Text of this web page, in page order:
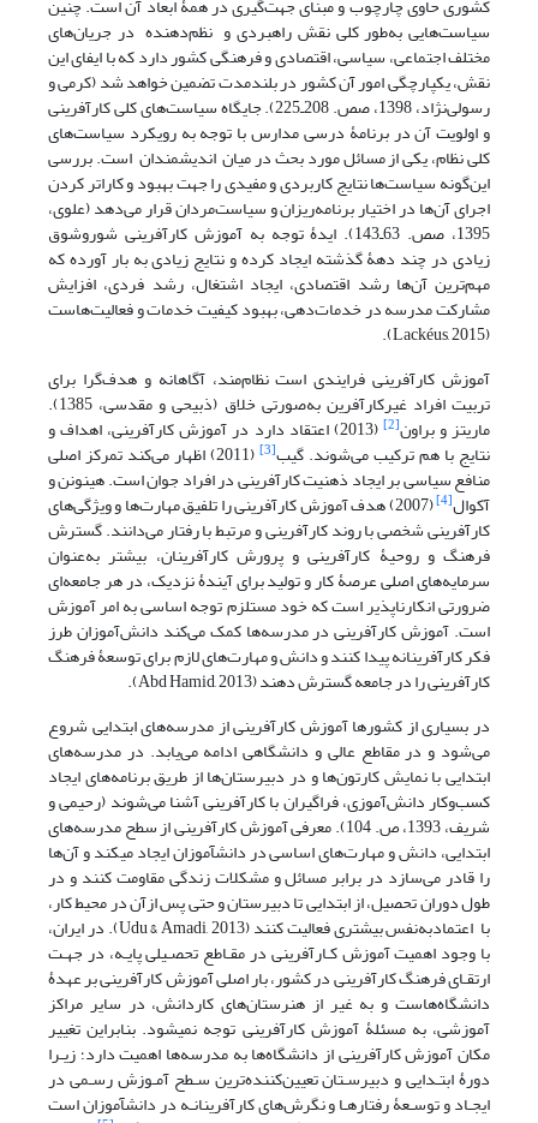
کشوری حاوی چارچوب و مبنای جهت‌‌گیری در همۀ ابعاد آن است. چنین
سیاست‌‌هایی به‌طور کلی نقش راهبردی و نظم‌دهنده در جریان‌‌های
مختلف اجتماعی، سیاسی، اقتصادی و فرهنگی کشور دارد که با ایفای این
نقش، یکپارچگی امور آن کشور در بلند‌مدت تضمین خواهد شد (کرمی و
رسولی‌‌نژاد، 1398، صص. 208ـ225). جایگاه سیاست‌‌های کلی کارآفرینی
و اولویت آن‌‌ در برنامۀ درسی مدارس با توجه به رویکرد سیاست‌‌های
کلی نظام، یکی از مسائل مورد بحث در میان اندیشمندان است. بررسی
این‌‌گونه سیاست‌‌ها نتایج کاربردی و مفیدی را جهت بهبود و کاراتر کردن
اجرای آن‌ها در اختیار برنامه‌ریزان و سیاست‌مردان قرار می‌دهد (علوی،
1395، صص. 63ـ143). ایدۀ توجه به آموزش کارآفرینی شوروشوق
زیادی در چند دهۀ گذشته ایجاد کرده و نتایج زیادی به بار آورده که
مهم‌‌ترین آن‌ها رشد اقتصادی، ایجاد اشتغال، رشد فردی، افزایش
مشارکت مدرسه در خدمات‌دهی، بهبود کیفیت خدمات و فعالیت‌هاست
(Lackéus, 2015).
آموزش کارآفرینی فرایندی است نظام‌مند، آگاهانه و هدف‌‌گرا برای
تربیت افراد غیرکارآفرین به‌صورتی خلاق (ذبیحی و مقدسی، 1385).
ماریتز و براون[2] (2013) اعتقاد دارد در آموزش کارآفرینی، اهداف و
نتایج با هم ترکیب می‌‌شوند. گیب[3] (2011) اظهار می‌‌کند تمرکز اصلی
منافع سیاسی بر ایجاد ذهنیت کارآفرینی در افراد جوان است. هینونن و
آکوال[4] (2007) هدف آموزش کارآفرینی را تلفیق مهارت‌ها و ویژگی‌های
کارآفرینی شخصی با روند کارآفرینی و مرتبط با رفتار می‌‌دانند. گسترش
فرهنگ و روحیۀ کارآفرینی و پرورش کارآفرینان، بیشتر به‌عنوان
سرمایه‌های اصلی عرصۀ کار و تولید برای آیندۀ نزدیک، در هر جامعه‌ای
ضرورتی انکارناپذیر است که خود مستلزم توجه اساسی به امر آموزش
است. آموزش کارآفرینی در مدرسه‌ها کمک می‌‌کند دانش‌‌آموزان طرز
فکر کارآفرینانه پیدا کنند و دانش و مهارت‌های لازم برای توسعۀ فرهنگ
کارآفرینی را در جامعه گسترش دهند (Abd Hamid, 2013).
در بسیاری از کشورها آموزش کارآفرینی از مدرسه‌های ابتدایی شروع
می‌شود و در مقاطع عالی و دانشگاهی ادامه می‌یابد. در مدرسه‌های
ابتدایی با نمایش کارتون‌ها و در دبیرستان‌ها از طریق برنامه‌های ایجاد
کسب‌وکار دانش‌آموزی، فراگیران با کارآفرینی آشنا می‌‌شوند (رحیمی و
شریف، 1393، ص. 104). معرفی آموزش کارآفرینی از سطح مدرسه‌های
ابتدایی، دانش و مهارت‌های اساسی در دانش­آموزان ایجاد می­کند و آن‌ها
را قادر می‌سازد در برابر مسائل و مشکلات زندگی مقاومت کنند و در
طول دوران تحصیل، از ابتدایی تا دبیرستان و حتی پس ازآن در محیط کار،
با اعتمادبه‌نفس بیشتری فعالیت کنند (Udu & Amadi, 2013). در ایران،
با وجود اهمیت آموزش کـارآفرینی در مقـاطع تحصـیلی پایـه، در جهـت
ارتقـای فرهنگ کارآفرینی در کشور، بار اصلی آموزش کارآفرینی بر عهدۀ
دانشگاه‌هاست و به غیر از هنرستان‌های کاردانش، در سایر مراکز
آموزشی، به مسئلۀ آموزش کارآفرینی توجه نمی­شود. بنابراین تغییر
مکان آموزش کارآفرینی از دانشگاه‌ها به مدرسه‌ها اهمیت دارد؛ زیـرا
دورۀ ابتـدایی و دبیرسـتان تعیین‌کننده‌ترین سـطح آمـوزش رسـمی در
ایجـاد و توسـعۀ رفتارهـا و نگرش‌های کارآفرینانـه در دانش­آموزان است